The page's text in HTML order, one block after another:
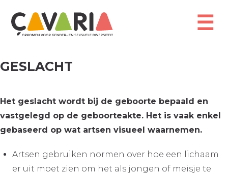
naar
☰
GESLACHT
Het geslacht wordt bij de geboorte bepaald en
vastgelegd op de geboorteakte. Het is vaak enkel
gebaseerd op wat artsen visueel waarnemen.
Artsen gebruiken normen over hoe een lichaam
er uit moet zien om het als jongen of meisje te